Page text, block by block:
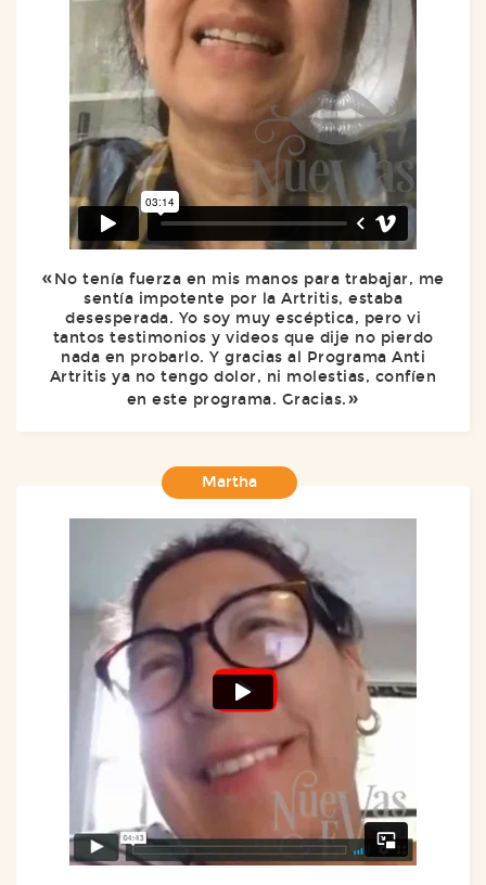
No tenía fuerza en mis manos para trabajar, me
sentía impotente por la Artritis, estaba
desesperada. Yo soy muy escéptica, pero vi
tantos testimonios y videos que dije no pierdo
nada en probarlo. Y gracias al Programa Anti
Artritis ya no tengo dolor, ni molestias, confíen
en este programa. Gracias.
Martha